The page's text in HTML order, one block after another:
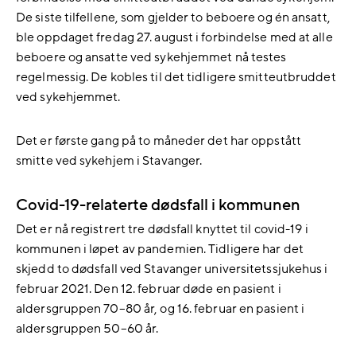
De siste tilfellene, som gjelder to beboere og én ansatt,
ble oppdaget fredag 27. august i forbindelse med at alle
beboere og ansatte ved sykehjemmet nå testes
regelmessig. De kobles til det tidligere smitteutbruddet
ved sykehjemmet.
Det er første gang på to måneder det har oppstått
smitte ved sykehjem i Stavanger.
Covid-19-relaterte dødsfall i kommunen
Det er nå registrert tre dødsfall knyttet til covid-19 i
kommunen i løpet av pandemien. Tidligere har det
skjedd to dødsfall ved Stavanger universitetssjukehus i
februar 2021. Den 12. februar døde en pasient i
aldersgruppen 70–80 år, og 16. februar en pasient i
aldersgruppen 50–60 år.